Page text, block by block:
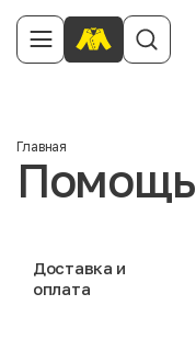
Главная
Помощь
Доставка и
оплата